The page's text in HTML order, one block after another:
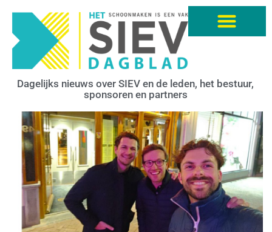
Dagelijks nieuws over SIEV en de leden, het bestuur,
sponsoren en partners